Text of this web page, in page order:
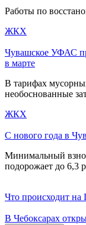
Работы по
ЖКХ
Чувашское УФАС
в марте
В тарифах
необоснованные
ЖКХ
С нового года в
Минимальный
подорожает до 6,3
Что происходит на
В Чебоксарах